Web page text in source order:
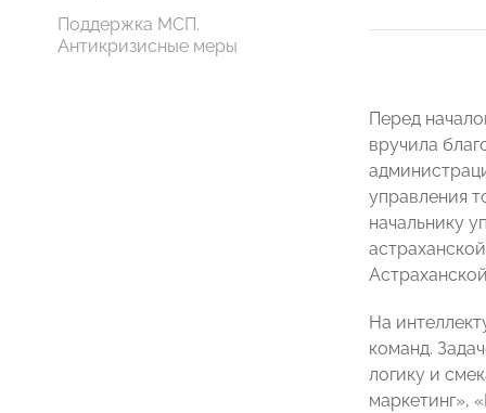
Поддержка МСП.
Антикризисные меры
Перед
вручила
управления
начальнику
На
команд.
логику и
маркетинг»,